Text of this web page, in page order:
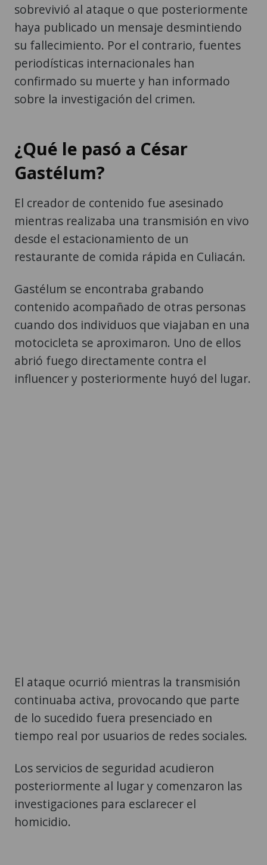
sobrevivió al ataque o que posteriormente
haya publicado un mensaje desmintiendo
su fallecimiento. Por el contrario, fuentes
periodísticas internacionales han
confirmado su muerte y han informado
sobre la investigación del crimen.
¿Qué le pasó a César
Gastélum?
El creador de contenido fue asesinado
mientras realizaba una transmisión en vivo
desde el estacionamiento de un
restaurante de comida rápida en Culiacán.
Gastélum se encontraba grabando
contenido acompañado de otras personas
cuando dos individuos que viajaban en una
motocicleta se aproximaron. Uno de ellos
abrió fuego directamente contra el
influencer y posteriormente huyó del lugar.
El ataque ocurrió mientras la transmisión
continuaba activa, provocando que parte
de lo sucedido fuera presenciado en
tiempo real por usuarios de redes sociales.
Los servicios de seguridad acudieron
posteriormente al lugar y comenzaron las
investigaciones para esclarecer el
homicidio.